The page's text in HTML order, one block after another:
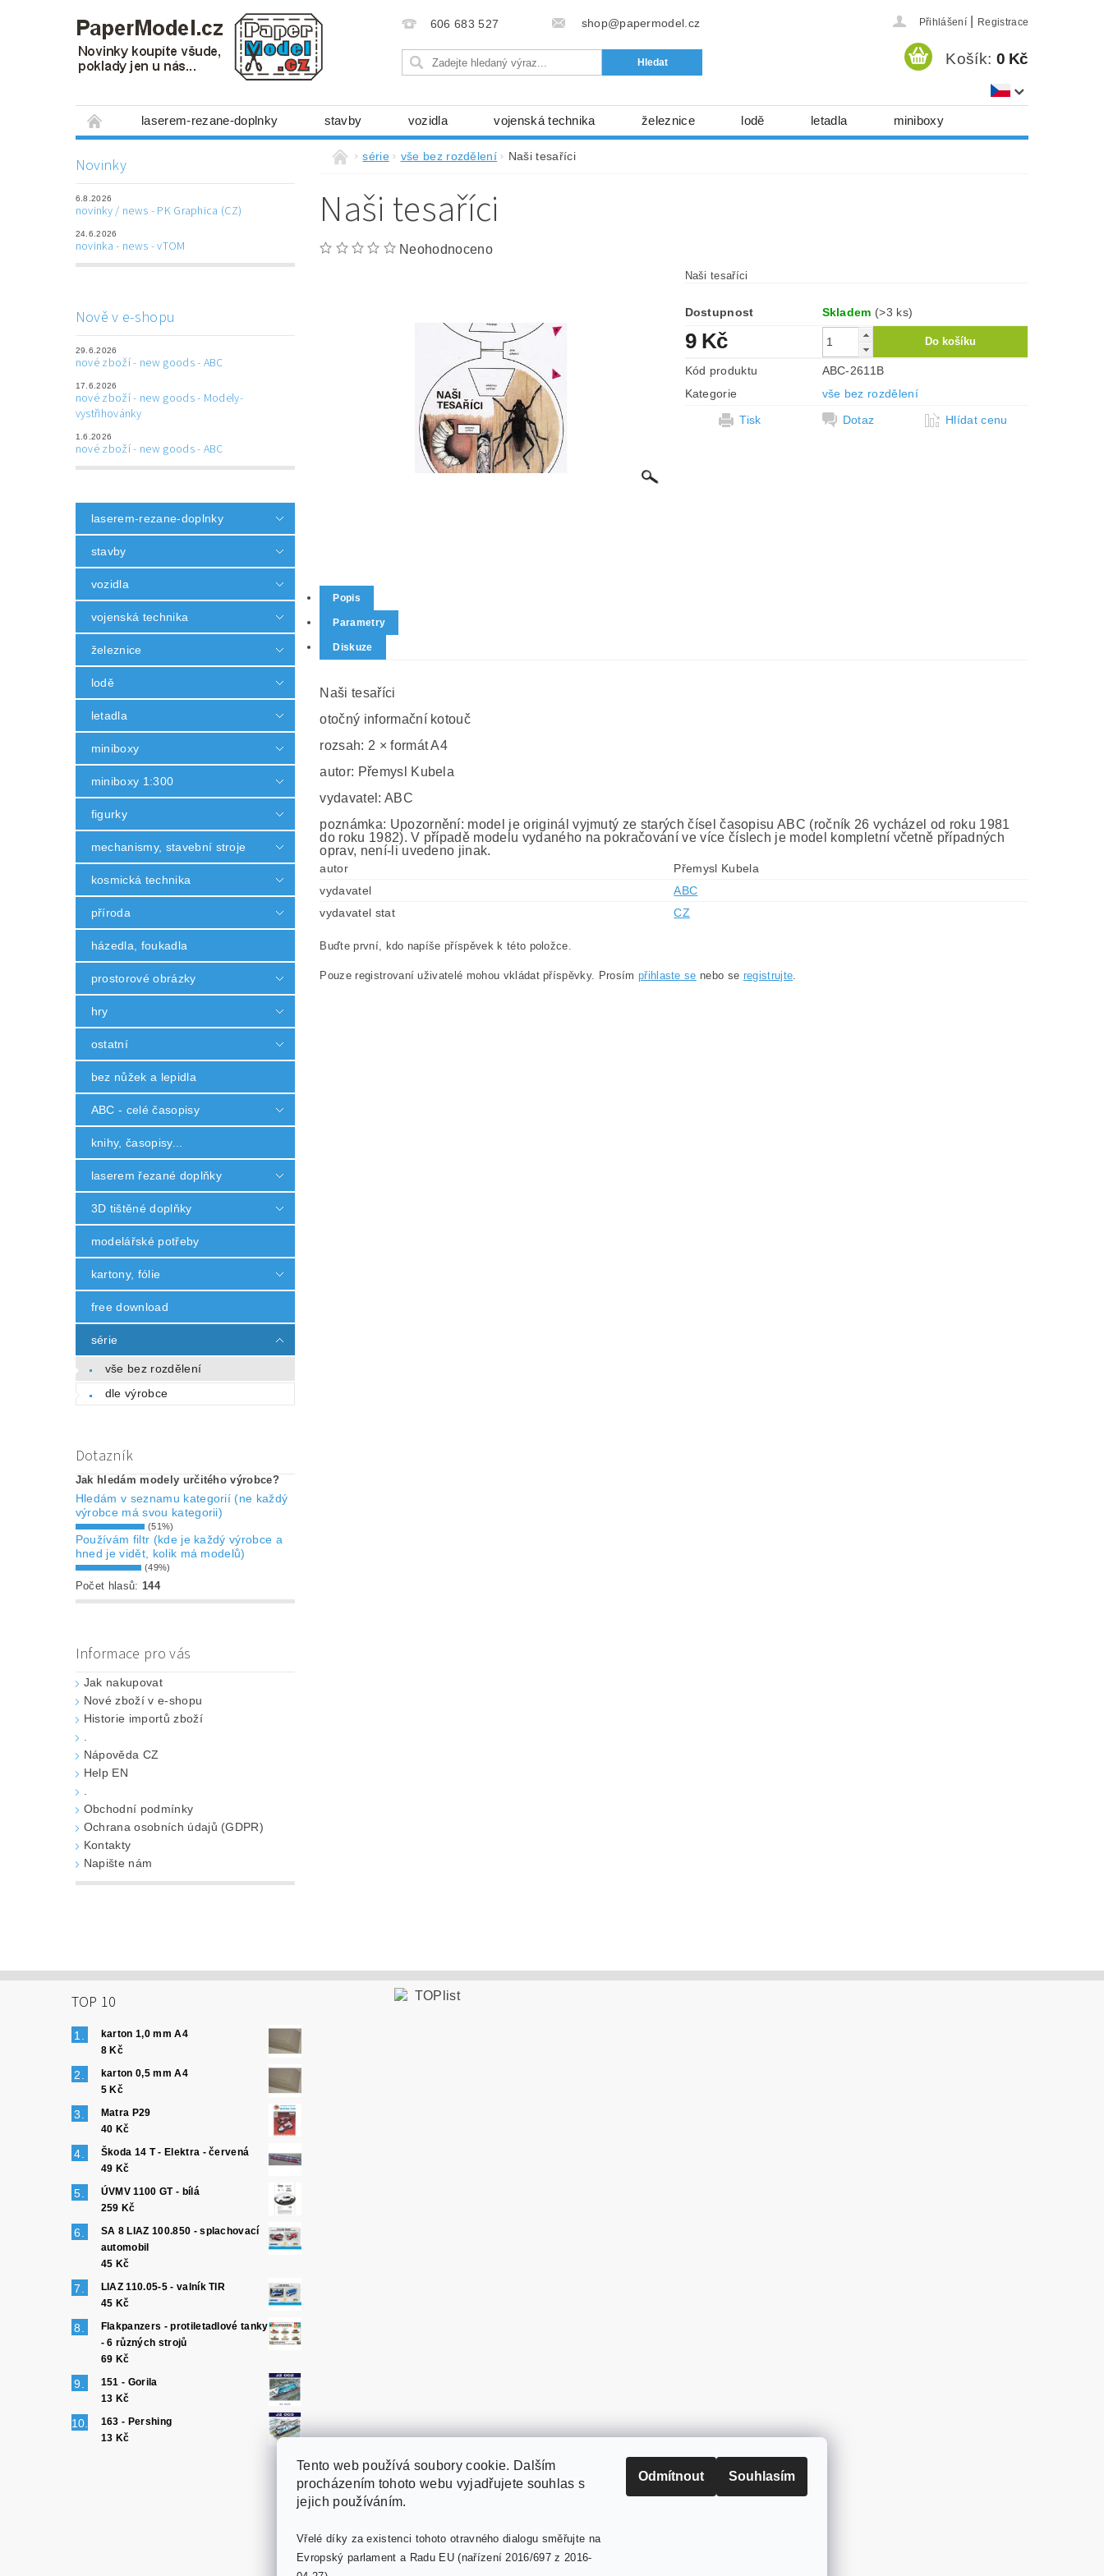
606 683 527 shop@papermodel.cz Přihlášení Registrace
Košík: 0 Kč
laserem-rezane-doplnky stavby vozidla vojenská technika železnice lodě letadla miniboxy
mechanismy, stavební stroje kosmická technika
laserem řezané doplňky 3D tištěné doplňky modelářské potřeby
Napište nám Obchodní podmínky Ochrana osobních údajů (GDPR)
Novinky
6.8.2026
novinky / news - PK Graphica (CZ)
24.6.2026
novinka - news - vTOM
Nově v e-shopu
29.6.2026
nové zboží - new goods - ABC
17.6.2026
nové zboží - new goods - Modely-
vystřihovánky
1.6.2026
nové zboží - new goods - ABC
laserem-rezane-doplnky
stavby
vozidla
vojenská technika
železnice
lodě
letadla
miniboxy
miniboxy 1:300
figurky
mechanismy, stavební stroje
kosmická technika
příroda
házedla, foukadla
prostorové obrázky
hry
ostatní
bez nůžek a lepidla
ABC - celé časopisy
knihy, časopisy...
laserem řezané doplňky
3D tištěné doplňky
modelářské potřeby
kartony, fólie
free download
série
vše bez rozdělení
dle výrobce
Dotazník
Jak hledám modely určitého výrobce?
Hledám v seznamu kategorií (ne každý
výrobce má svou kategorii)
(51%)
Používám filtr (kde je každý výrobce a
hned je vidět, kolik má modelů)
(49%)
Počet hlasů: 144
Informace pro vás
Jak nakupovat
Nové zboží v e-shopu
Historie importů zboží
Nápověda CZ
Help EN
Obchodní podmínky
Ochrana osobních údajů (GDPR)
Kontakty
Napište nám
série vše bez rozdělení Naši tesaříci
Naši tesaříci
Neohodnoceno
Naši tesaříci
Dostupnost Skladem (>3 ks)
9 Kč
Kód produktu
ABC-2611B
Kategorie
vše bez rozdělení
Tisk
Dotaz Hlídat cenu
Popis
Parametry
Diskuze
Naši tesaříci
otočný informační kotouč
rozsah: 2 × formát A4
autor: Přemysl Kubela
vydavatel: ABC
poznámka: Upozornění: model je originál vyjmutý ze starých čísel časopisu ABC (ročník 26 vycházel od roku 1981
do roku 1982). V případě modelu vydaného na pokračování ve více číslech je model kompletní včetně případných
oprav, není-li uvedeno jinak.
autor
Přemysl Kubela
vydavatel
ABC
vydavatel stat
CZ
Buďte první, kdo napíše příspěvek k této položce.
Pouze registrovaní uživatelé mohou vkládat příspěvky. Prosím přihlaste se nebo se registrujte.
TOP 10
karton 1,0 mm A4
8 Kč
karton 0,5 mm A4
5 Kč
Matra P29
40 Kč
Škoda 14 T - Elektra - červená
49 Kč
ÚVMV 1100 GT - bílá
259 Kč
SA 8 LIAZ 100.850 - splachovací
automobil
45 Kč
LIAZ 110.05-5 - valník TIR
45 Kč
Flakpanzers - protiletadlové tanky
- 6 různých strojů
69 Kč
151 - Gorila
13 Kč
163 - Pershing
13 Kč
PaperModel.cz
Tento web používá soubory cookie. Dalším
procházením tohoto webu vyjadřujete souhlas s
jejich používáním.
Vřelé díky za existenci tohoto otravného dialogu směřujte na
Evropský parlament a Radu EU (nařízení 2016/697 z 2016-
Odmítnout Souhlasím